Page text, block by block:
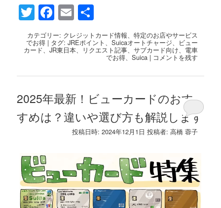
Twitter
Facebook
Email
有
カテゴリー: クレジットカード情報、特定のお店やサービス
でお得 | タグ: JREポイント 、Suicaオートチャージ、 ビュー
カード、JR東日本、 リクエスト記事、サブカード向け、 電車
でお得、Suica | コメントを残す
2025年最新！ビューカードのおす
すめは？違いや選び方も解説します
投稿日時:2024年12月1日 投稿者:高橋 蓉子